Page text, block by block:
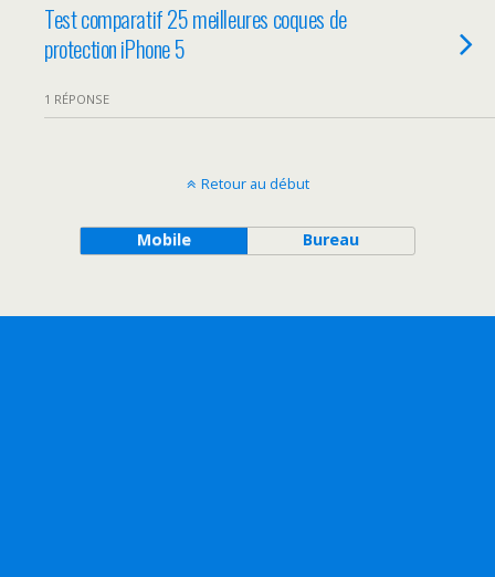
Test comparatif 25 meilleures coques de
protection iPhone 5
1 RÉPONSE
Retour au début
Mobile Bureau